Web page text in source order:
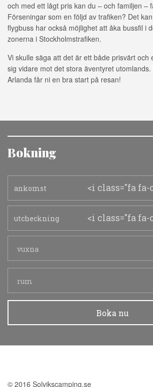
och med ett lågt pris kan du – och familjen –
Förseningar som en följd av trafiken? Det
flygbuss har också möjlighet att åka bussfil i
zonerna i Stockholmstrafiken.
Vi skulle säga att det är ett både prisvärt och
sig vidare mot det stora äventyret
Arlanda får ni en bra start på resan!
Bokning
<i class="fa
<i class="fa
vuxna
rum
Boka nu
© 2016 Solvikscamping.se